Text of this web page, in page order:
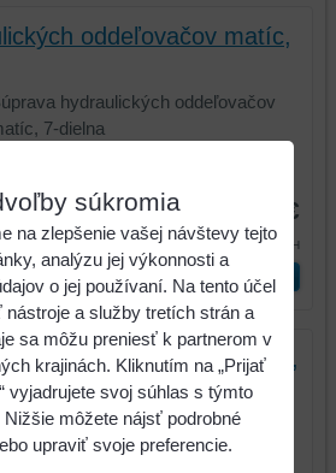
oddeľovačov matíc,
hydraulických oddeľovačov
7-dielna
271,78 €
334,28 € s DPH
ks Vložiť do košíka
oddeľovačov matíc,
mechanických oddeľovačov
4-dielna
súkromia
na zlepšenie vašej návštevy tejto
analýzu jej výkonnosti a
o jej používaní. Na tento účel
nástroje a služby tretích strán a
sa môžu preniesť k partnerom v
krajinách. Kliknutím na „Prijať
vyjadrujete svoj súhlas s týmto
môžete nájsť podrobné
upraviť svoje preferencie.